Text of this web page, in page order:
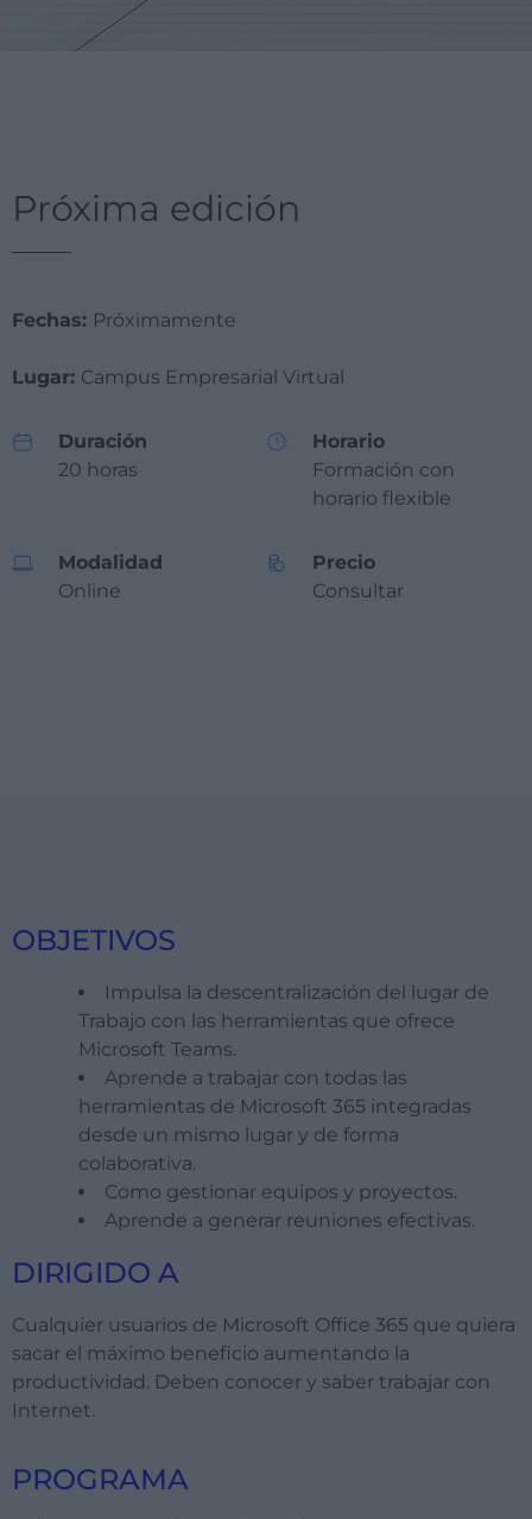
Próxima edición
Fechas: Próximamente
Lugar: Campus Empresarial Virtual
Duración
20 horas
Horario
Formación con
horario flexible
Modalidad
Online
Precio
Consultar
OBJETIVOS
Impulsa la descentralización del lugar de
Trabajo con las herramientas que ofrece
Microsoft Teams.
Aprende a trabajar con todas las
herramientas de Microsoft 365 integradas
desde un mismo lugar y de forma
colaborativa.
Como gestionar equipos y proyectos.
Aprende a generar reuniones efectivas.
DIRIGIDO A
Cualquier usuarios de Microsoft Office 365 que quiera
sacar el máximo beneficio aumentando la
productividad. Deben conocer y saber trabajar con
Internet.
PROGRAMA